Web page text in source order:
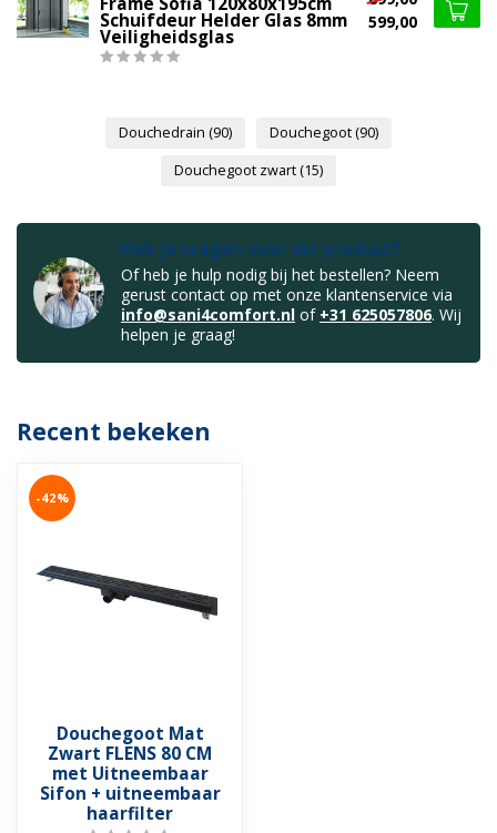
Schuifdeur Helder Glas 8mm
Veiligheidsglas
599,00
Douchedrain (90) Douchegoot(90)
Douchegoot zwart(15)
Heb je vragen over dit product?
Of heb je hulp nodig bij het bestellen? Neem
gerust contact op met onze klantenservice via
info@sani4comfort.nl of +31 625057806. Wij
helpen je graag!
Recent bekeken
-42%
Douchegoot Mat
Zwart FLENS 80 CM
met Uitneembaar
Sifon + uitneembaar
haarfilter